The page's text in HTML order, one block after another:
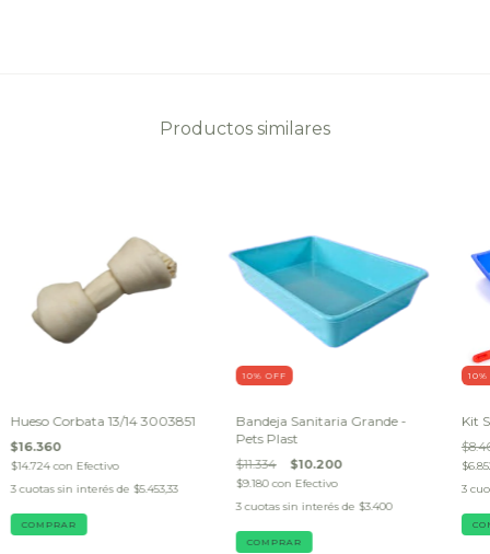
Productos similares
Hueso Corbata 13/14 3003851
$16.360
$14.724con Efectivo
3 cuotas sin interés de $5.453,33
10% OFF
Bandeja Sanitaria Grande -
Pets Plast
$11.334 $10.200
$9.180con Efectivo
3 cuotas sin interés de $3.400
10%
Kit
3